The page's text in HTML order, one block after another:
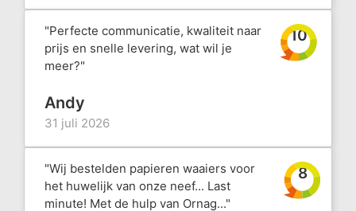
"Perfecte communicatie, kwaliteit naar
prijs en snelle levering, wat wil je
meer?"
10
Andy
31 juli 2026
"Wij bestelden papieren waaiers voor
het huwelijk van onze neef... Last
minute! Met de hulp van Ornag..."
8